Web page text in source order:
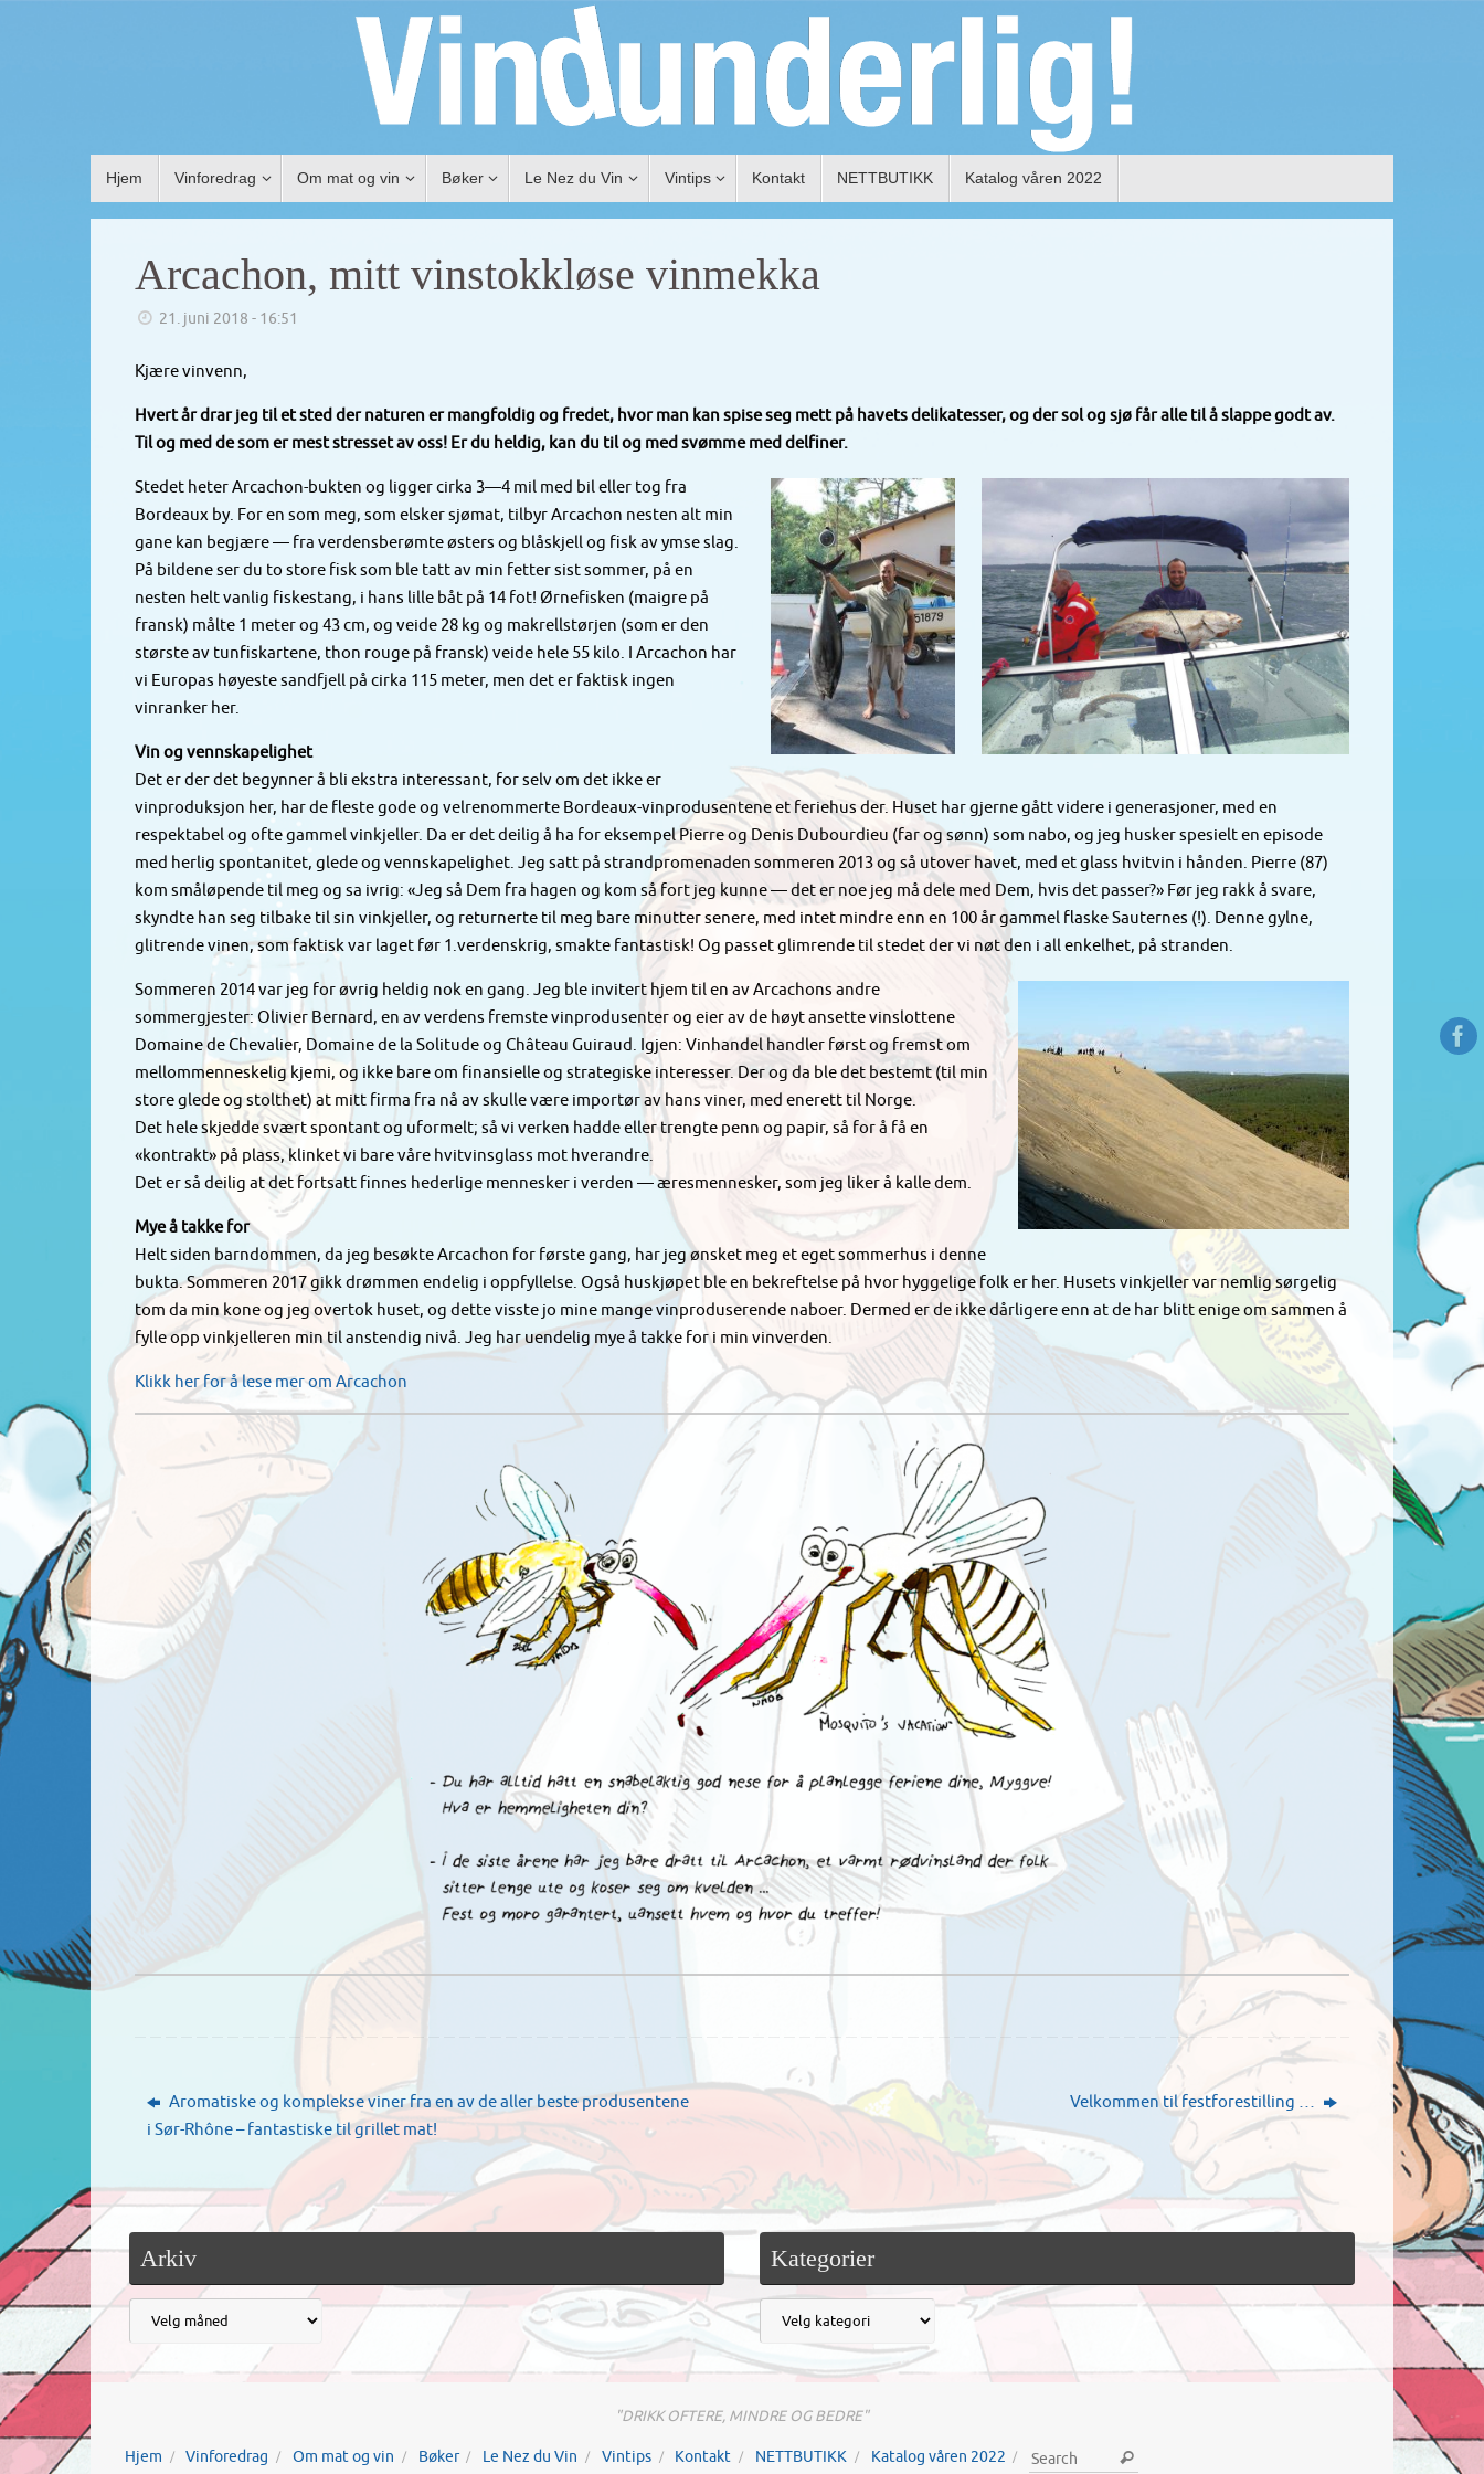
Hjem Vinforedrag Om mat og vin Bøker Le Nez du Vin Vintips Kontakt NETTBUTIKK Katalog våren 2022
Arcachon, mitt vinstokkløse vinmekka
21. juni 2018 - 16:51
Kjære vinvenn,
Hvert år drar jeg til et sted der naturen er mangfoldig og fredet, hvor man kan spise seg mett på havets delikatesser, og der sol og sjø får alle til å slappe godt av.
Til og med de som er mest stresset av oss! Er du heldig, kan du til og med svømme med delfiner.
Stedet heter Arcachon-bukten og ligger cirka 3—4 mil med bil eller tog fra
Bordeaux by. For en som meg, som elsker sjømat, tilbyr Arcachon nesten alt min
gane kan begjære — fra verdensberømte østers og blåskjell og fisk av ymse slag.
På bildene ser du to store fisk som ble tatt av min fetter sist sommer, på en
nesten helt vanlig fiskestang, i hans lille båt på 14 fot! Ørnefisken (maigre på
fransk) målte 1 meter og 43 cm, og veide 28 kg og makrellstørjen (som er den
største av tunfiskartene, thon rouge på fransk) veide hele 55 kilo. I Arcachon har
vi Europas høyeste sandfjell på cirka 115 meter, men det er faktisk ingen
vinranker her.
Vin og vennskapelighet
Det er der det begynner å bli ekstra interessant, for selv om det ikke er
vinproduksjon her, har de fleste gode og velrenommerte Bordeaux-vinprodusentene et feriehus der. Huset har gjerne gått videre i generasjoner, med en
respektabel og ofte gammel vinkjeller. Da er det deilig å ha for eksempel Pierre og Denis Dubourdieu (far og sønn) som nabo, og jeg husker spesielt en episode
med herlig spontanitet, glede og vennskapelighet. Jeg satt på strandpromenaden sommeren 2013 og så utover havet, med et glass hvitvin i hånden. Pierre (87)
kom småløpende til meg og sa ivrig: «Jeg så Dem fra hagen og kom så fort jeg kunne — det er noe jeg må dele med Dem, hvis det passer?» Før jeg rakk å svare,
skyndte han seg tilbake til sin vinkjeller, og returnerte til meg bare minutter senere, med intet mindre enn en 100 år gammel flaske Sauternes (!). Denne gylne,
glitrende vinen, som faktisk var laget før 1.verdenskrig, smakte fantastisk! Og passet glimrende til stedet der vi nøt den i all enkelhet, på stranden.
Sommeren 2014 var jeg for øvrig heldig nok en gang. Jeg ble invitert hjem til en av Arcachons andre
sommergjester: Olivier Bernard, en av verdens fremste vinprodusenter og eier av de høyt ansette vinslottene
Domaine de Chevalier, Domaine de la Solitude og Château Guiraud. Igjen: Vinhandel handler først og fremst om
mellommenneskelig kjemi, og ikke bare om finansielle og strategiske interesser. Der og da ble det bestemt (til min
store glede og stolthet) at mitt firma fra nå av skulle være importør av hans viner, med enerett til Norge.
Det hele skjedde svært spontant og uformelt; så vi verken hadde eller trengte penn og papir, så for å få en
«kontrakt» på plass, klinket vi bare våre hvitvinsglass mot hverandre.
Det er så deilig at det fortsatt finnes hederlige mennesker i verden — æresmennesker, som jeg liker å kalle dem.
Mye å takke for
Helt siden barndommen, da jeg besøkte Arcachon for første gang, har jeg ønsket meg et eget sommerhus i denne
bukta. Sommeren 2017 gikk drømmen endelig i oppfyllelse. Også huskjøpet ble en bekreftelse på hvor hyggelige folk er her. Husets vinkjeller var nemlig sørgelig
tom da min kone og jeg overtok huset, og dette visste jo mine mange vinproduserende naboer. Dermed er de ikke dårligere enn at de har blitt enige om sammen å
fylle opp vinkjelleren min til anstendig nivå. Jeg har uendelig mye å takke for i min vinverden.
Klikk her for å lese mer om Arcachon
Aromatiske og komplekse viner fra en av de aller beste produsentene
i Sør-Rhône – fantastiske til grillet mat!
Velkommen til festforestilling …
Arkiv Kategorier
"DRIKK OFTERE, MINDRE OG BEDRE"
Hjem Vinforedrag Om mat og vin Bøker Le Nez du Vin Vintips Kontakt NETTBUTIKK Katalog våren 2022